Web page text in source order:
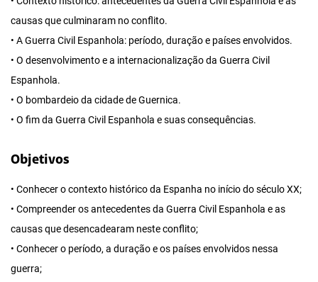
causas que culminaram no conflito.
• A Guerra Civil Espanhola: período, duração e países envolvidos.
• O desenvolvimento e a internacionalização da Guerra Civil
Espanhola.
• O bombardeio da cidade de Guernica.
• O fim da Guerra Civil Espanhola e suas consequências.
Objetivos
• Conhecer o contexto histórico da Espanha no início do século XX;
• Compreender os antecedentes da Guerra Civil Espanhola e as
causas que desencadearam neste conflito;
• Conhecer o período, a duração e os países envolvidos nessa
guerra;